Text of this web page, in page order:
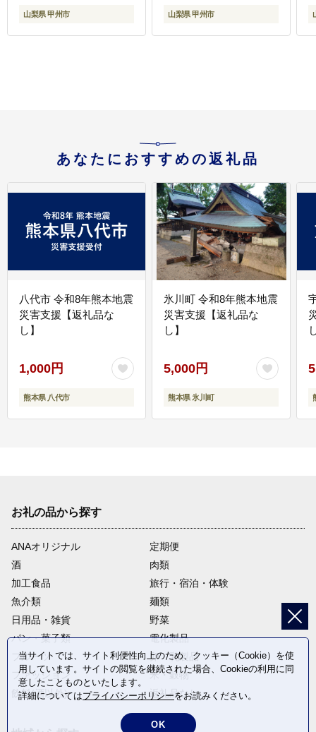
山梨県 甲州市 山梨県 甲州市
あなたにおすすめの返礼品
八代市 令和8年熊本地震
災害支援【返礼品な
し】
1,000円
熊本県 八代市
氷川町 令和8年熊本地震
災害支援【返礼品な
し】
5,000円
熊本県 氷川町
お礼の品から探す
ANAオリジナル
定期便
酒
肉類
加工食品
旅行・宿泊・体験
魚介類
麺類
日用品・雑貨
野菜
パン・菓子類
電化製品
フルーツ
卵・乳製品
ファッション
米・穀物
飲料(酒以外)
返礼品なし
当サイトでは、サイト利便性向上のため、クッキー（Cookie）を使
用しています。サイトの閲覧を継続された場合、Cookieの利用に同
意したことものといたします。
詳細についてはプライバシーポリシーをお読みください。
OK